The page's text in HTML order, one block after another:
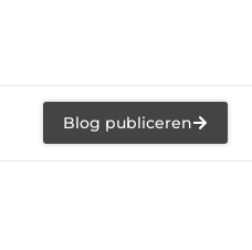
Blog publiceren